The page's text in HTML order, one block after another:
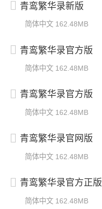
青鸾繁华录新版
简体中文 162.48MB
青鸾繁华录官方版
简体中文 162.48MB
青鸾繁华录官方版
简体中文 162.48MB
青鸾繁华录官网版
简体中文 162.48MB
青鸾繁华录官方正版
简体中文 162.48MB